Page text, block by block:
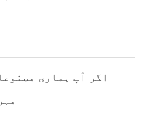
اگر آپ ہماری